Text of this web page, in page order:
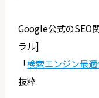
Google公式のSEO
ラル]
「検索エンジン最
抜粋